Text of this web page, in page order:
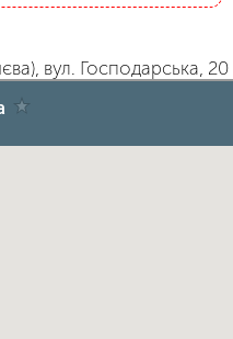
вул. Господарська, 20